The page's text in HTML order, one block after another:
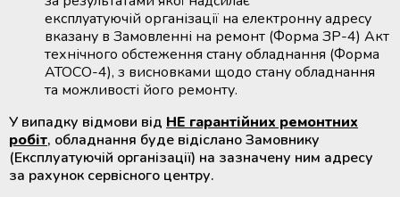
експлуатуючій організації на електронну адресу
вказану в Замовленні на ремонт (Форма ЗР-4) Акт
технічного обстеження стану обладнання (Форма
АТОСО-4), з висновками щодо стану обладнання
та можливості його ремонту.
У випадку відмови від НЕ гарантійних ремонтних
робіт, обладнання буде відіслано Замовнику
(Експлуатуючій організації) на зазначену ним адресу
за рахунок сервісного центру.